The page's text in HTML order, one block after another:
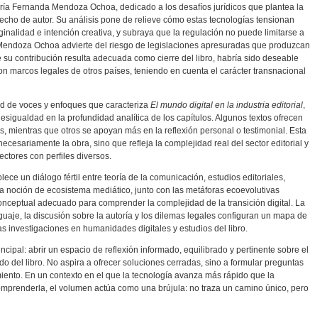
Fernanda Mendoza Ochoa, dedicado a los desafíos jurídicos que plantea la
de autor. Su análisis pone de relieve cómo estas tecnologías tensionan
e intención creativa, y subraya que la regulación no puede limitarse a
Ochoa advierte del riesgo de legislaciones apresuradas que produzcan
contribución resulta adecuada como cierre del libro, habría sido deseable
marcos legales de otros países, teniendo en cuenta el carácter transnacional
de voces y enfoques que caracteriza El mundo digital en la industria editorial,
en la profundidad analítica de los capítulos. Algunos textos ofrecen
mientras que otros se apoyan más en la reflexión personal o testimonial. Esta
la obra, sino que refleja la complejidad real del sector editorial y
con perfiles diversos.
un diálogo fértil entre teoría de la comunicación, estudios editoriales,
noción de ecosistema mediático, junto con las metáforas ecoevolutivas
adecuado para comprender la complejidad de la transición digital. La
la discusión sobre la autoría y los dilemas legales configuran un mapa de
investigaciones en humanidades digitales y estudios del libro.
abrir un espacio de reflexión informado, equilibrado y pertinente sobre el
del libro. No aspira a ofrecer soluciones cerradas, sino a formular preguntas
En un contexto en el que la tecnología avanza más rápido que la
el volumen actúa como una brújula: no traza un camino único, pero